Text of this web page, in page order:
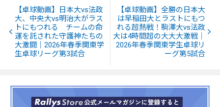
【卓球動画】日本大vs法政
大、中央大vs明治大がラス
トにもつれる チームの命
運を託された守護神たちの
大激闘｜2026年春季関東学
生卓球リーグ第3試合
【卓球動画】全勝の日本大
は早稲田大とラストにもつ
れる超熱戦！駒澤大vs法政
大は4時間超の大大大激戦｜
2026年春季関東学生卓球リ
ーグ第5試合